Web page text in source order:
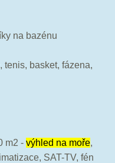
na bazénu
tenis, basket, fázena,
m2 - výhled na moře,
SAT-TV, fén